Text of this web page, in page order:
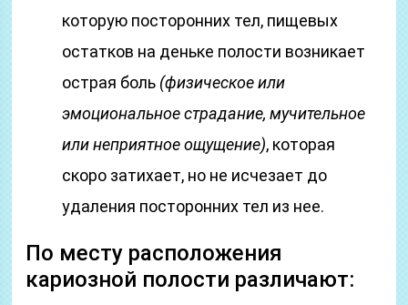
которую посторонних тел, пищевых
остатков на деньке полости возникает
острая боль (физическое или
эмоциональное страдание, мучительное
или неприятное ощущение), которая
скоро затихает, но не исчезает до
удаления посторонних тел из нее.
По месту расположения
кариозной полости различают: